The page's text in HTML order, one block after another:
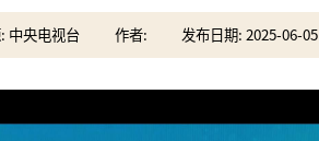
中央电视台 作者: 发布日期: 2025-06-05